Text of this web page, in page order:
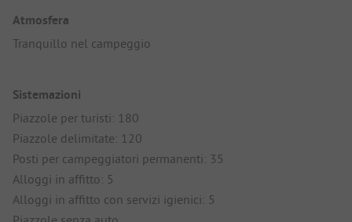
Atmosfera
Tranquillo nel campeggio
Sistemazioni
Piazzole per turisti: 180
Piazzole delimitate: 120
Posti per campeggiatori permanenti: 35
Alloggi in affitto: 5
Alloggi in affitto con servizi igienici: 5